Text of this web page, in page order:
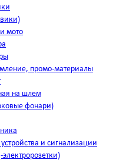
мото
промо-материалы
на шлем
фонари)
и сигнализации